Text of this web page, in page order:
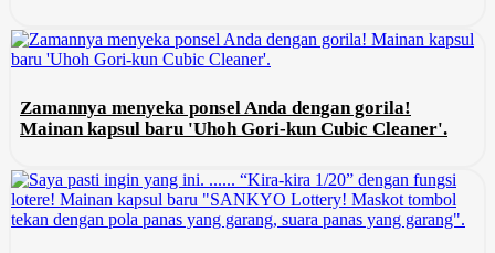
Zamannya menyeka ponsel Anda dengan gorila!
Mainan kapsul baru 'Uhoh Gori-kun Cubic Cleaner'.